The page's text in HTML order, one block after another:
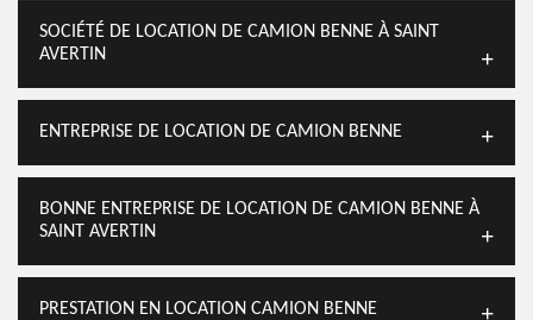
SOCIÉTÉ DE LOCATION DE CAMION BENNE À SAINT
AVERTIN
ENTREPRISE DE LOCATION DE CAMION BENNE
BONNE ENTREPRISE DE LOCATION DE CAMION BENNE À
SAINT AVERTIN
PRESTATION EN LOCATION CAMION BENNE